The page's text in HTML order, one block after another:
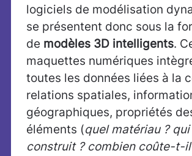
logiciels de modélisation
se présentent donc sous la
de modèles 3D intelligents.
maquettes numériques
toutes les données liées à la
relations spatiales,
géographiques, propriétés
éléments (quel matériau ? qui
construit ? combien coûte-t-